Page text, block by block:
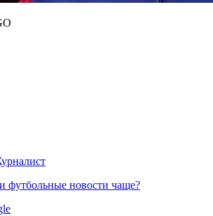
футбольные новости чаще?